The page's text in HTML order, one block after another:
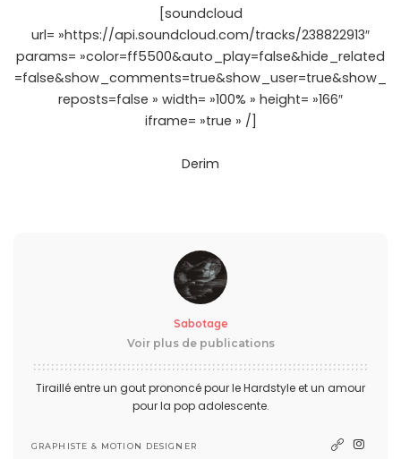
[soundcloud
url= »https://api.soundcloud.com/tracks/238822913″
params= »color=ff5500&auto_play=false&hide_related
=false&show_comments=true&show_user=true&show_
reposts=false » width= »100% » height= »166″
iframe= »true » /]
Derim
Sabotage
Voir plus de publications
Tiraillé entre un gout prononcé pour le Hardstyle et un amour
pour la pop adolescente.
GRAPHISTE & MOTION DESIGNER